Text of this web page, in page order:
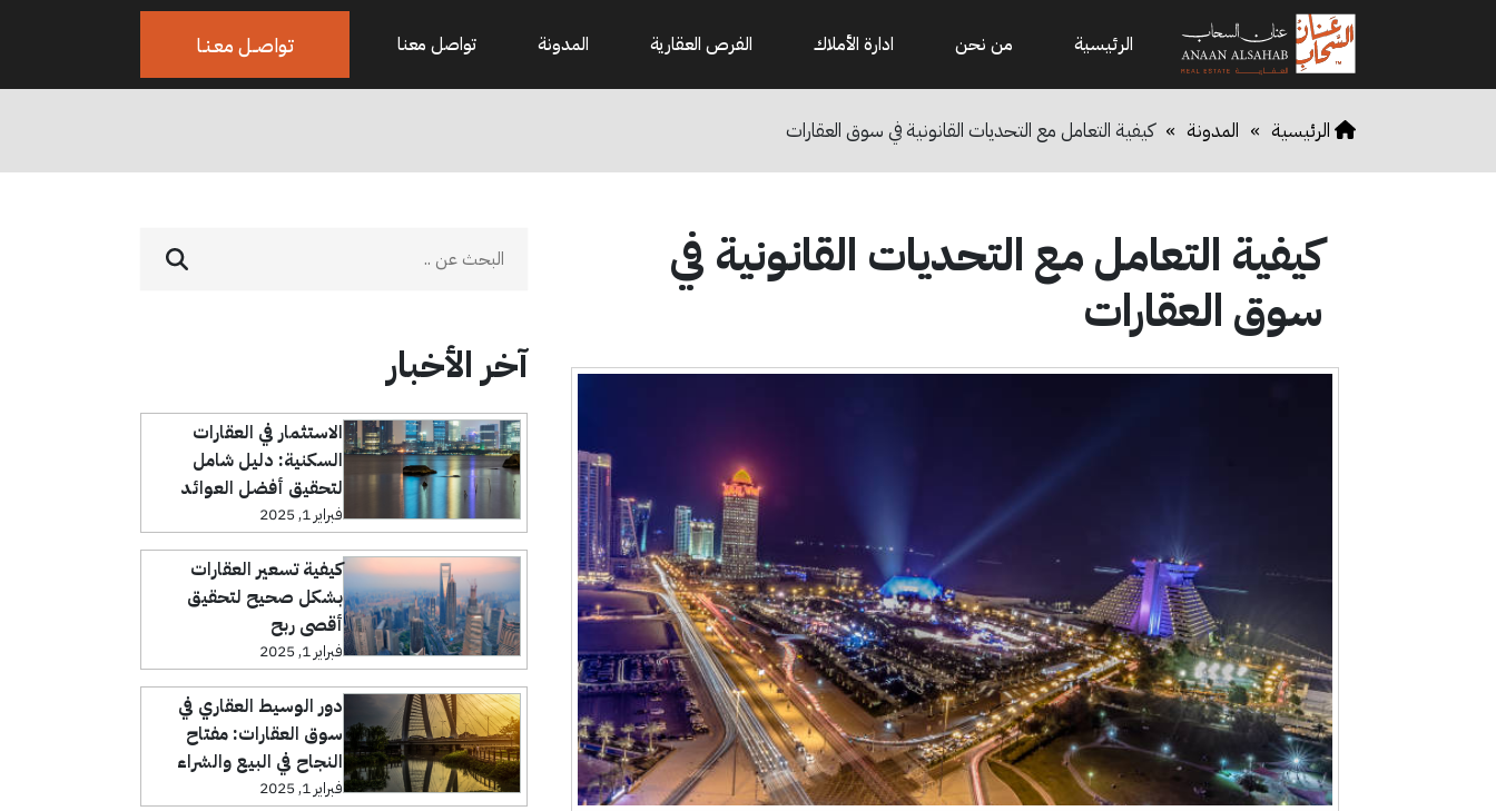
الرئيسية من نحن ادارة الأملاك الفرص العقارية المدونة تواصل معنا تواصــل معـنـا
الرئيسية » المدونة » كيفية التعامل مع التحديات القانونية في سوق العقارات
كيفية التعامل مع التحديات القانونية في
سوق العقارات
آخر الأخبار
الاستثمار في العقارات
السكنية: دليل شامل
لتحقيق أفضل العوائد
فبراير 1, 2025
كيفية تسعير العقارات
بشكل صحيح لتحقيق
أقصى ربح
فبراير 1, 2025
دور الوسيط العقاري في
سوق العقارات: مفتاح
النجاح في البيع والشراء
فبراير 1, 2025